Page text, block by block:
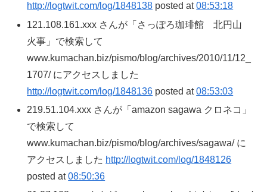
http://logtwit.com/log/1848138 posted at08:53:18
121.108.161.xxx さんが「さっぽろ珈琲館 北円山
火事」で検索して
www.kumachan.biz/pismo/blog/archives/2010/11/12_
1707/ にアクセスしました
http://logtwit.com/log/1848136 posted at08:53:03
219.51.104.xxx さんが「amazon sagawa クロネコ」
で検索して
www.kumachan.biz/pismo/blog/archives/sagawa/ に
アクセスしました http://logtwit.com/log/1848126
posted at08:50:36